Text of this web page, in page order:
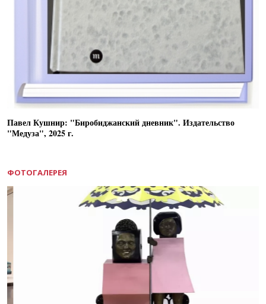
Павел Кушнир: "Биробиджанский дневник". Издательство
"Медуза", 2025 г.
ФОТОГАЛЕРЕЯ